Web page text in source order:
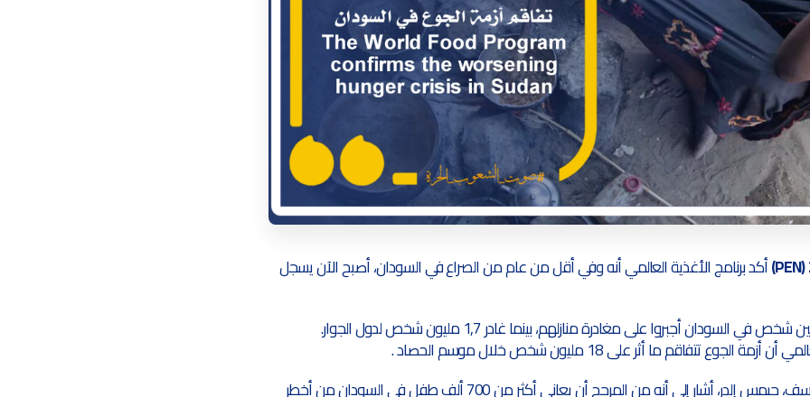
أكد برنامج الأغذية العالمي أنه وفي أقل من عام من الصراع في السودان، أصبح الآن يسجل
تتفاقم ما أثر على 18 مليون شخص خلال موسم الحصاد .
وكان المتحدث باسم اليونيسف، جيمس إلدر، أشار إلى أنه من المرجح أن يعاني أكثر من 700 ألف طفل في السودان من أخطر